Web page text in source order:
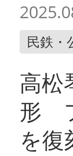
民鉄・
高
形
を復